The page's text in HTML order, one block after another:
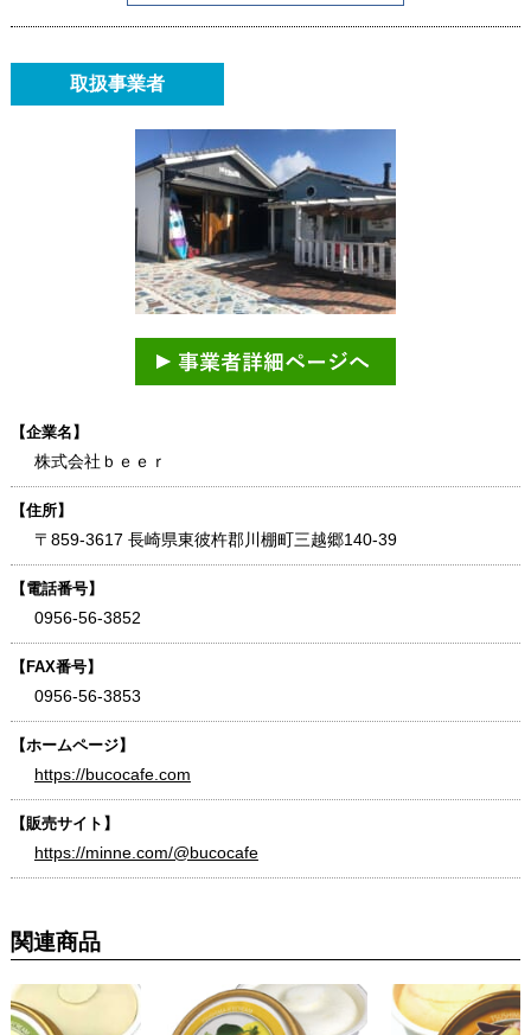
取扱事業者
【企業名】
株式会社ｂｅｅｒ
【住所】
〒859-3617 長崎県東彼杵郡川棚町三越郷140-39
【電話番号】
0956-56-3852
【FAX番号】
0956-56-3853
【ホームページ】
https://bucocafe.com
【販売サイト】
https://minne.com/@bucocafe
関連商品